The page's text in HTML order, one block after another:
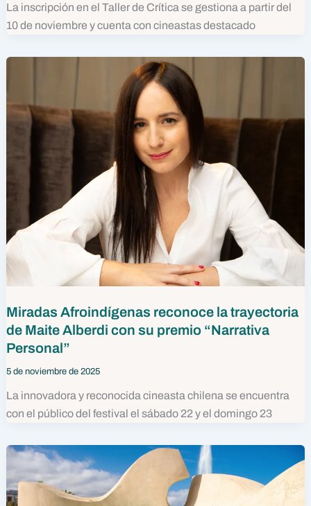
La inscripción en el Taller de Crítica se gestiona a partir del
10 de noviembre y cuenta con cineastas destacado
Miradas Afroindígenas reconoce la trayectoria
de Maite Alberdi con su premio “Narrativa
Personal”
5 de noviembre de 2025
La innovadora y reconocida cineasta chilena se encuentra
con el público del festival el sábado 22 y el domingo 23